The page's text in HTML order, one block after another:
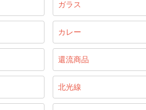
ガラス
カレー
還流商品
北光線